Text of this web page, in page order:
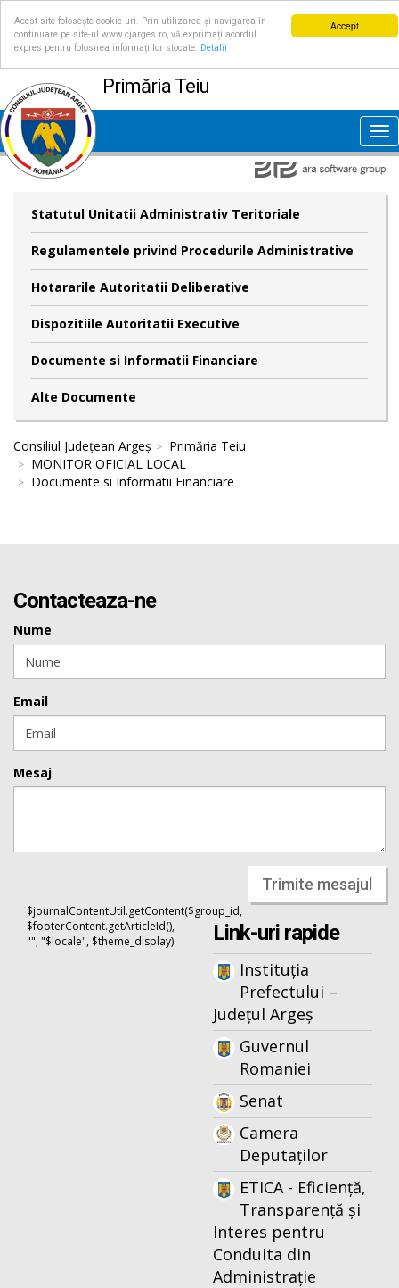
Accept
Acest site folosește cookie-uri. Prin utilizarea și navigarea în
continuare pe site-ul www.cjarges.ro, vă exprimați acordul
expres pentru folosirea informațiilor stocate.
Detalii
Primăria Teiu
Statutul Unitatii Administrativ Teritoriale
Regulamentele privind Procedurile Administrative
Hotararile Autoritatii Deliberative
Dispozitiile Autoritatii Executive
Documente si Informatii Financiare
Alte Documente
Consiliul Județean Argeș
Primăria Teiu
MONITOR OFICIAL LOCAL
Documente si Informatii Financiare
Contacteaza-ne
Nume
Email
Mesaj
Trimite mesajul
$journalContentUtil.getContent($group_id,
$footerContent.getArticleId(),
"", "$locale", $theme_display)
Link-uri rapide
Instituția
Prefectului –
Județul Argeș
Guvernul
Romaniei
Senat
Camera
Deputaților
ETICA - Eficiență,
Transparență și
Interes pentru
Conduita din
Administrație